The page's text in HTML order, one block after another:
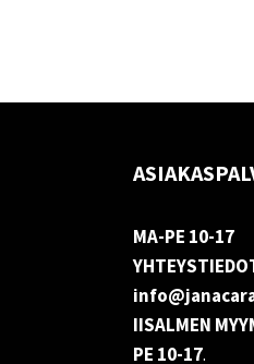
MA-PE 10-17
IISALMEN
PE 10-17.